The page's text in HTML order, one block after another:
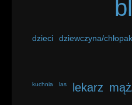
dzieci dziewczyna/chłopak
kuchnia las lekarz